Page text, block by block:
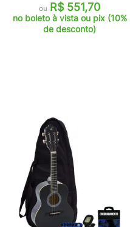
ou R$ 551,70
no boleto à vista ou pix (10%
de desconto)